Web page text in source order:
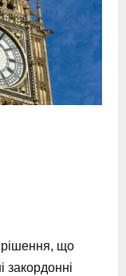
рішення, що
закордонні